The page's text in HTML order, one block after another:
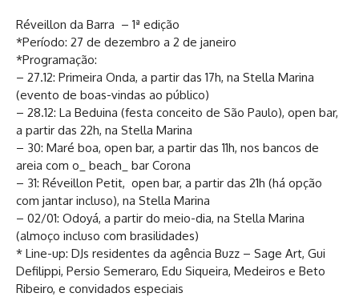
Réveillon da Barra – 1ª edição
*Período: 27 de dezembro a 2 de janeiro
*Programação:
– 27.12: Primeira Onda, a partir das 17h, na Stella Marina
(evento de boas-vindas ao público)
– 28.12: La Beduina (festa conceito de São Paulo), open bar,
a partir das 22h, na Stella Marina
– 30: Maré boa, open bar, a partir das 11h, nos bancos de
areia com o_ beach_ bar Corona
– 31: Réveillon Petit, open bar, a partir das 21h (há opção
com jantar incluso), na Stella Marina
– 02/01: Odoyá, a partir do meio-dia, na Stella Marina
(almoço incluso com brasilidades)
* Line-up: DJs residentes da agência Buzz – Sage Art, Gui
Defilippi, Persio Semeraro, Edu Siqueira, Medeiros e Beto
Ribeiro, e convidados especiais